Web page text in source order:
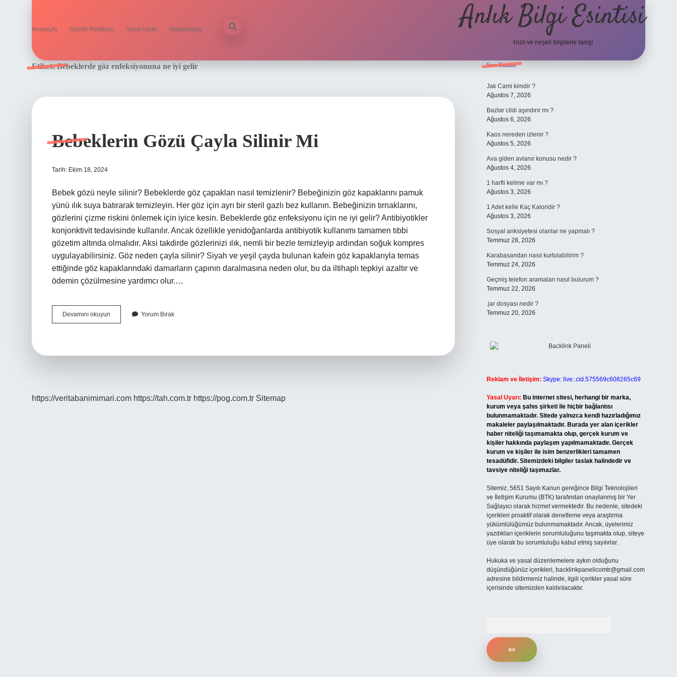
Anasayfa Gizlilik Politikası Yasal Uyarı Hakkımızda Anlık Bilgi Esintisi
Hızlı ve neşeli bilgilerle tanış!
Etiket:Bebeklerde göz enfeksiyonuna ne iyi gelir
Bebeklerin Gözü Çayla Silinir Mi
Tarih: Ekim 18, 2024
Bebek gözü neyle silinir? Bebeklerde göz çapakları nasıl temizlenir? Bebeğinizin göz kapaklarını pamuk
yünü ılık suya batırarak temizleyin. Her göz için ayrı bir steril gazlı bez kullanın. Bebeğinizin tırnaklarını,
gözlerini çizme riskini önlemek için iyice kesin. Bebeklerde göz enfeksiyonu için ne iyi gelir? Antibiyotikler
konjonktivit tedavisinde kullanılır. Ancak özellikle yenidoğanlarda antibiyotik kullanımı tamamen tıbbi
gözetim altında olmalıdır. Aksi takdirde gözlerinizi ılık, nemli bir bezle temizleyip ardından soğuk kompres
uygulayabilirsiniz. Göz neden çayla silinir? Siyah ve yeşil çayda bulunan kafein göz kapaklarıyla temas
ettiğinde göz kapaklarındaki damarların çapının daralmasına neden olur, bu da iltihaplı tepkiyi azaltır ve
ödemin çözülmesine yardımcı olur.…
Devamını okuyun Bebeklerin
Gözü
Yorum Bırak
https://veritabanimimari.com https://tah.com.tr https://pog.com.tr Sitemap
Sidebar
Son Yazılar
Jak Cami kimdir ?
Ağustos 7, 2026
Bazlar cildi aşındırır mı ?
Ağustos 6, 2026
Kaos nereden izlenir ?
Ağustos 5, 2026
Ava giden avlanır konusu nedir ?
Ağustos 4, 2026
1 harfli kelime var mı ?
Ağustos 3, 2026
1 Adet kelle Kaç Kaloridir ?
Ağustos 3, 2026
Sosyal anksiyetesi olanlar ne yapmalı ?
Temmuz 28, 2026
Karabasandan nasıl kurtulabilirim ?
Temmuz 24, 2026
Geçmiş telefon aramaları nasıl bulurum ?
Temmuz 22, 2026
.jar dosyası nedir ?
Temmuz 20, 2026
Reklam ve İletişim: Skype: live:.cid.575569c608265c69
Yasal Uyarı: Bu internet sitesi, herhangi bir marka,
kurum veya şahıs şirketi ile hiçbir bağlantısı
bulunmamaktadır. Sitede yalnızca kendi hazırladığımız
makaleler paylaşılmaktadır. Burada yer alan içerikler
haber niteliği taşımamakta olup, gerçek kurum ve
kişiler hakkında paylaşım yapılmamaktadır. Gerçek
kurum ve kişiler ile isim benzerlikleri tamamen
tesadüfidir. Sitemizdeki bilgiler taslak halindedir ve
tavsiye niteliği taşımazlar.
Sitemiz, 5651 Sayılı Kanun gereğince Bilgi Teknolojileri
ve İletişim Kurumu (BTK) tarafından onaylanmış bir Yer
Sağlayıcı olarak hizmet vermektedir. Bu nedenle, sitedeki
içerikleri proaktif olarak denetleme veya araştırma
yükümlülüğümüz bulunmamaktadır. Ancak, üyelerimiz
yazdıkları içeriklerin sorumluluğunu taşımakta olup, siteye
üye olarak bu sorumluluğu kabul etmiş sayılırlar.
Hukuka ve yasal düzenlemelere aykırı olduğunu
düşündüğünüz içerikleri, backlinkpanelicomtr@gmail.com
adresine bildirmeniz halinde, ilgili içerikler yasal süre
içerisinde sitemizden kaldırılacaktır.